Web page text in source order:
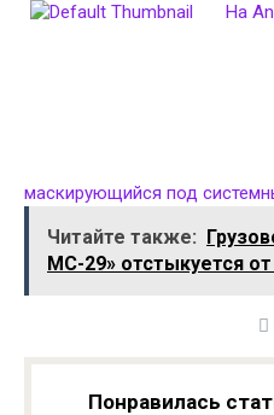
На
маскирующийся под
Читайте также:
МС-29» отстыкуется
Понравилась